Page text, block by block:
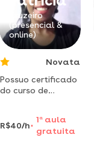
Cruzeiro
(presencial &
online)
Novata
Possuo certificado
do curso de
conhecimento e
entendimento do
R$40/h
1 aaula
gratuita